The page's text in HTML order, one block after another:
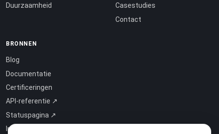
Duurzaamheid
Casestudies
Contact
BRONNEN
Blog
Documentatie
Certificeringen
API-referentie ↗
Statuspagina ↗
Intelligence-as-a-Service ↗